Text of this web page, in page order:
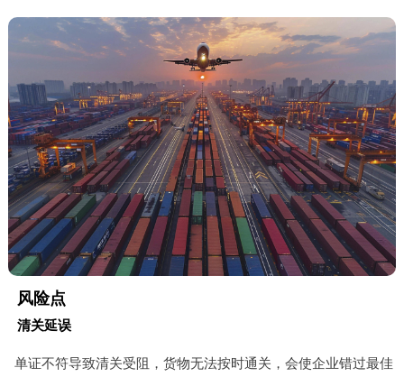
风险点
清关延误
单证不符导致清关受阻，货物无法按时通关，会使企业错过最佳